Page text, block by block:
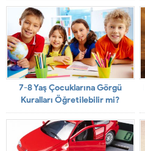
7-8 Yaş Çocuklarına Görgü
Kuralları Öğretilebilir mi?